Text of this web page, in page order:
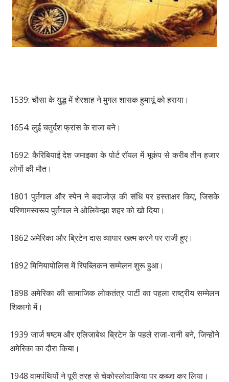
1539: चौसा के युद्ध में शेरशाह ने मुगल शासक हुमायूं को हराया।
1654: लुई चतुर्दश फ्रांस के राजा बने।
1692: कैरिबियाई देश जमाइका के पोर्ट राॅयल में भूकंप से करीब तीन हजार
लोगों की मौत।
1801 पुर्तगाल और स्पेन ने बदाजोज़ की संधि पर हस्ताक्षर किए, जिसके
परिणामस्वरूप पुर्तगाल ने ओलिवेन्झा शहर को खो दिया।
1862 अमेरिका और ब्रिटेन दास व्यापार खत्म करने पर राजी हुए।
1892 मिनियापोलिस में रिपब्लिकन सम्मेलन शुरू हुआ।
1898 अमेरिका की सामाजिक लोकतंत्र पार्टी का पहला राष्ट्रीय सम्मेलन
शिकागो में।
1939 जार्ज षष्टम और एलिजाबेथ ब्रिटेन के पहले राजा-रानी बने, जिन्होंने
अमेरिका का दौरा किया।
1948 वामपंथियों ने पूरी तरह से चेकोस्लोवाकिया पर कब्जा कर लिया।